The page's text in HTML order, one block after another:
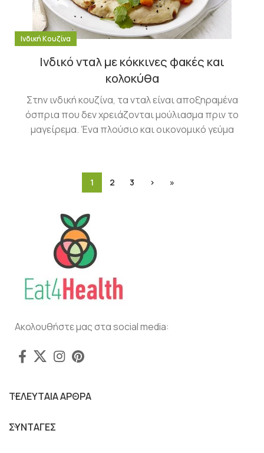
Ινδική Κουζίνα
Ινδικό νταλ με κόκκινες φακές και
κολοκύθα
Στην ινδική κουζίνα, τα νταλ είναι αποξηραμένα
όσπρια που δεν χρειάζονται μούλιασμα πριν το
μαγείρεμα. Ένα πλούσιο και οικονομικό γεύμα
1 2 3 › »
Ακολουθήστε μας στα social media:
ΤΕΛΕΥΤΑΙΑ ΑΡΘΡΑ
ΣΥΝΤΑΓΕΣ